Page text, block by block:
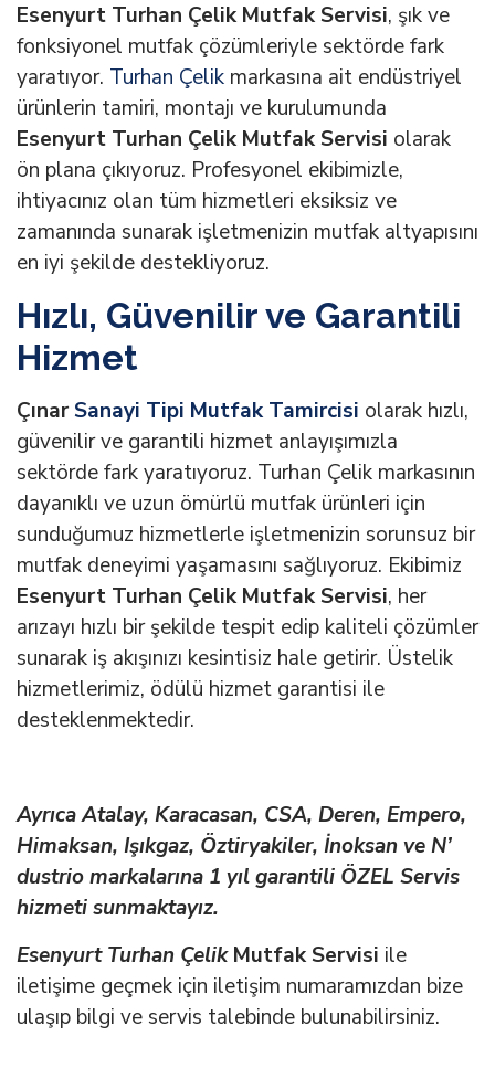
Esenyurt Turhan Çelik Mutfak Servisi, şık ve
fonksiyonel mutfak çözümleriyle sektörde fark
yaratıyor. Turhan Çelik markasına ait endüstriyel
ürünlerin tamiri, montajı ve kurulumunda
Esenyurt Turhan Çelik Mutfak Servisi olarak
ön plana çıkıyoruz. Profesyonel ekibimizle,
ihtiyacınız olan tüm hizmetleri eksiksiz ve
zamanında sunarak işletmenizin mutfak altyapısını
en iyi şekilde destekliyoruz.
Hızlı, Güvenilir ve Garantili
Hizmet
ÇınarSanayi Tipi Mutfak Tamircisi olarak hızlı,
güvenilir ve garantili hizmet anlayışımızla
sektörde fark yaratıyoruz. Turhan Çelik markasının
dayanıklı ve uzun ömürlü mutfak ürünleri için
sunduğumuz hizmetlerle işletmenizin sorunsuz bir
mutfak deneyimi yaşamasını sağlıyoruz. Ekibimiz
Esenyurt Turhan Çelik Mutfak Servisi, her
arızayı hızlı bir şekilde tespit edip kaliteli çözümler
sunarak iş akışınızı kesintisiz hale getirir. Üstelik
hizmetlerimiz, ödülü hizmet garantisi ile
desteklenmektedir.
Ayrıca Atalay, Karacasan, CSA, Deren, Empero,
Himaksan, Işıkgaz, Öztiryakiler, İnoksan ve N’
dustrio markalarına 1 yıl garantili ÖZEL Servis
hizmeti sunmaktayız.
Esenyurt Turhan ÇelikMutfak Servisi ile
iletişime geçmek için iletişim numaramızdan bize
ulaşıp bilgi ve servis talebinde bulunabilirsiniz.